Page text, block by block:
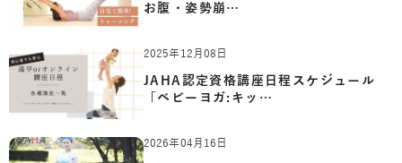
お腹・姿勢崩…
2025年12月08日
JAHA認定資格講座日程スケジュール
「ベビーヨガ:キッ…
2026年04月16日